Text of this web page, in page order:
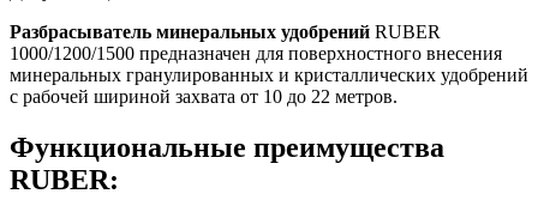
Разбрасыватель минеральных удобрений RUBER
1000/1200/1500 предназначен для поверхностного внесения
минеральных гранулированных и кристаллических удобрений
с рабочей шириной захвата от 10 до 22 метров.
Функциональные преимущества
RUBER: